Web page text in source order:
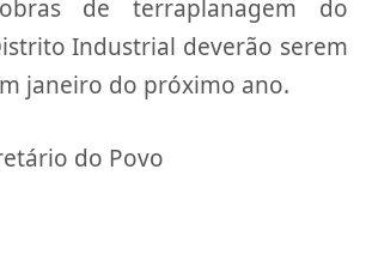
de terraplanagem do
Industrial deverão serem
janeiro do próximo ano.
do Povo